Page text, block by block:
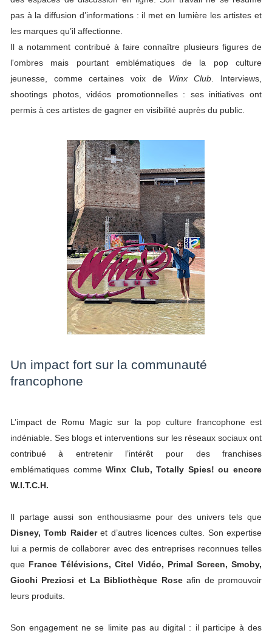
pas à la diffusion d’informations : il met en lumière les artistes et
les marques qu’il affectionne.
Il a notamment contribué à faire connaître plusieurs figures de
l'ombres mais pourtant emblématiques de la pop culture
jeunesse, comme certaines voix de Winx Club . Interviews,
shootings photos, vidéos promotionnelles : ses initiatives ont
permis à ces artistes de gagner en visibilité auprès du public.
Un impact fort sur la communauté
francophone
L’impact de Romu Magic sur la pop culture francophone est
indéniable. Ses blogs et interventions sur les réseaux sociaux ont
contribué à entretenir l’intérêt pour des franchises
emblématiques commeWinx Club, Totally Spies! ou encore
W.I.T.C.H.
Il partage aussi son enthousiasme pour des univers tels que
Disney, Tomb Raideret d’autres licences cultes. Son expertise
lui a permis de collaborer avec des entreprises reconnues telles
que France Télévisions, Citel Vidéo, Primal Screen, Smoby,
Giochi Preziosi et La Bibliothèque Roseafin de promouvoir
leurs produits.
Son engagement ne se limite pas au digital : il participe à des